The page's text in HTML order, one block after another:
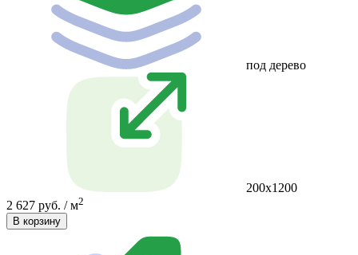
под дерево
200x1200
2 627 руб. / м2
В корзину